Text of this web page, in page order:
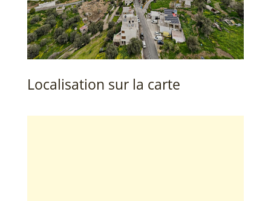
Localisation sur la carte